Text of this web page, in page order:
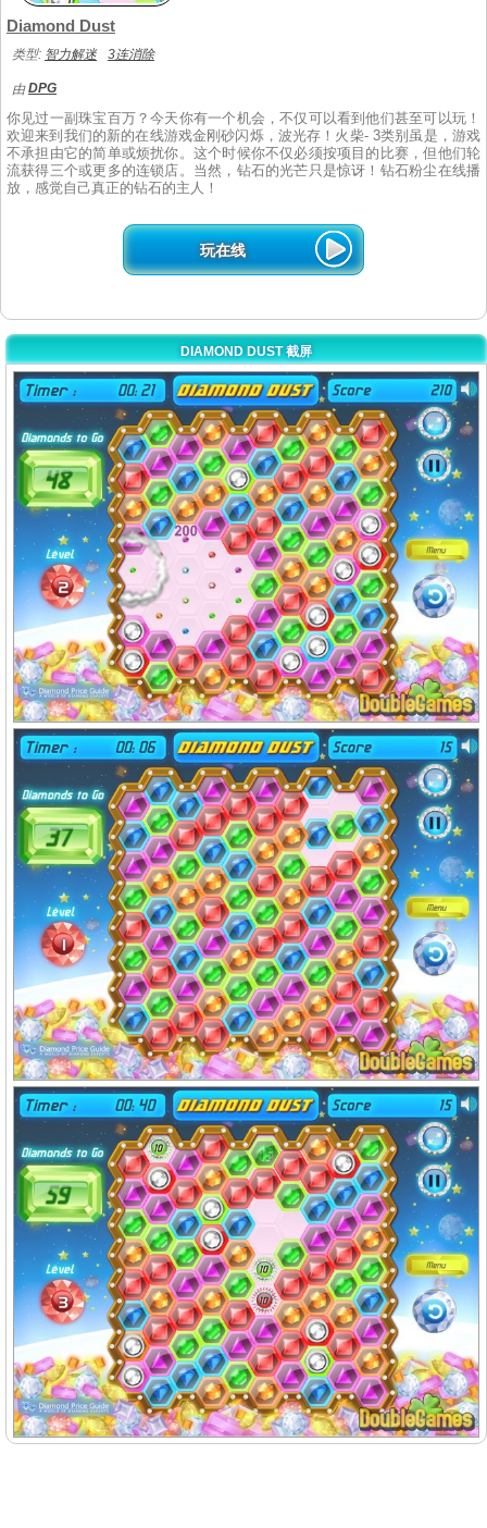
Diamond Dust
类型: 智力解迷 3连消除
由DPG
你见过一副珠宝百万？今天你有一个机会，不仅可以看到他们甚至可以玩！
欢迎来到我们的新的在线游戏金刚砂闪烁，波光存！火柴- 3类别虽是，游戏
不承担由它的简单或烦扰你。这个时候你不仅必须按项目的比赛，但他们轮
流获得三个或更多的连锁店。当然，钻石的光芒只是惊讶！钻石粉尘在线播
放，感觉自己真正的钻石的主人！
玩在线
DIAMOND DUST 截屏